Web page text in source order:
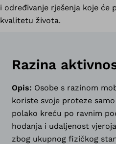
i određivanje rješenja koje će
kvalitetu života.
Razina
Opis: Osobe s razinom
koriste svoje proteze
polako kreću po ravnim
hodanja i udaljenost
zbog ukupnog fizičkog